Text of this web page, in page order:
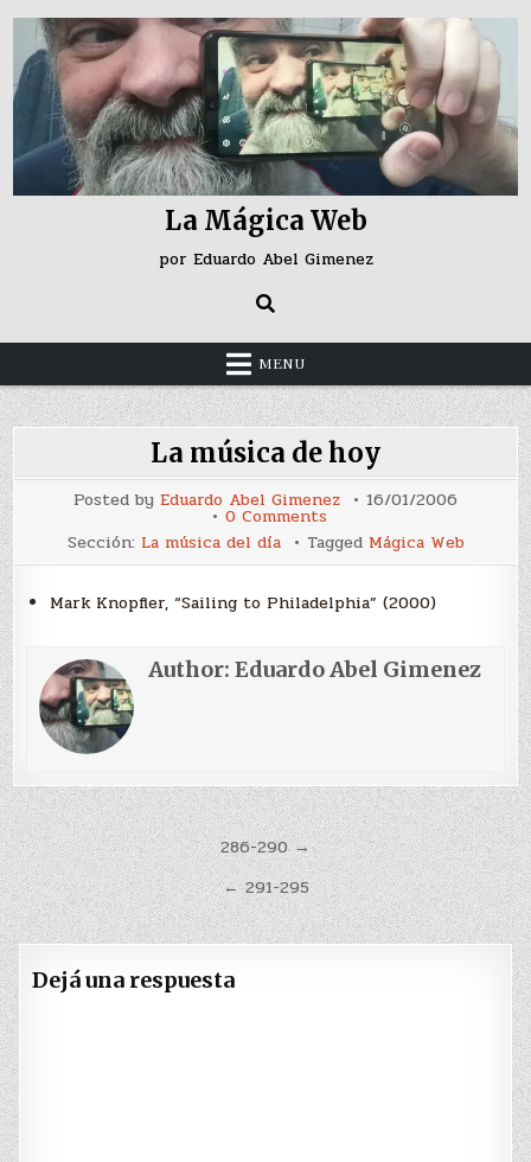
Skip
content
La Mágica Web
por Eduardo Abel Gimenez
MENU
La música de hoy
Posted by Eduardo Abel Gimenez 16/01/2006
0 Commentson
música
de
Sección: La música del día Tagged Mágica Web
Mark Knopfler, “Sailing to Philadelphia” (2000)
Author:Eduardo Abel Gimenez
Navegación
de
entradas
286-290 →
← 291-295
Dejá una respuesta